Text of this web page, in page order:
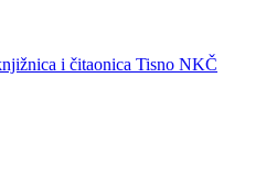
i čitaonica Tisno NKČ